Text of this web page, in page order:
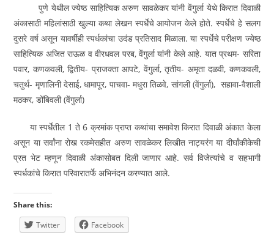
पुणे येथील ज्येष्ठ साहित्यिक अरुण सावळेकर यांनी वेंगुर्ला येथे किरात दिवाळी
अंकासाठी महिलांसाठी खुल्या कथा लेखन स्पर्धेचे आयोजन केले होते. स्पर्धेचे हे सलग
दुसरे वर्ष असून यावर्षीही स्पर्धकांचा उदंड प्रतिसाद मिळाला. या स्पर्धेचे परीक्षण ज्येष्ठ
साहित्यिक अजित राऊळ व वीरधवल परब, वेंगुर्ला यांनी केले आहे. यात प्रथम- सरिता
पवार, कणकवली, द्वितीय- प्राजक्ता आपटे, वेंगुर्ला, तृतीय- अमृता दळवी, कणकवली,
चतुर्थ- मृणालिनी देसाई, धामापूर, पाचवा- मधुरा तिळवे, सांगली (वेंगुर्ला), सहावा-वैशाली
मठकर, डोंबिवली (वेंगुर्ला)
या स्पर्धेतील 1 ते 6 क्रमांक प्राप्त कथांचा समावेश किरात दिवाळी अंकात केला
असून या सर्वांना रोख रकमेसहीत अरुण सावळेकर लिखीत नाट्यरंग या दीर्घांकीकेची
प्रत भेट म्हणून दिवाळी अंकासोबत दिली जाणार आहे. सर्व विजेत्यांचे व सहभागी
स्पर्धकांचे किरात परिवारातर्फे अभिनंदन करण्यात आले.
Share this:
Twitter
Facebook